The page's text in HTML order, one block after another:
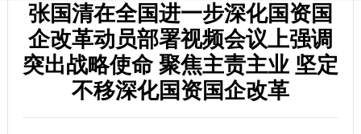
张国清在全国进一步深化国资国
企改革动员部署视频会议上强调
突出战略使命 聚焦主责主业 坚定
不移深化国资国企改革